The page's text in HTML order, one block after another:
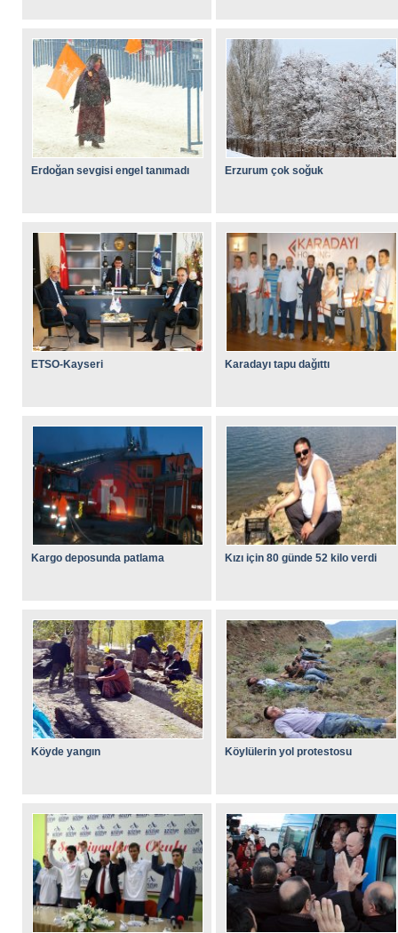
Erdoğan sevgisi engel tanımadı Erzurum çok soğuk
ETSO-Kayseri Karadayı tapu dağıttı
Kargo deposunda patlama Kızı için 80 günde 52 kilo verdi
Köyde yangın Köylülerin yol protestosu